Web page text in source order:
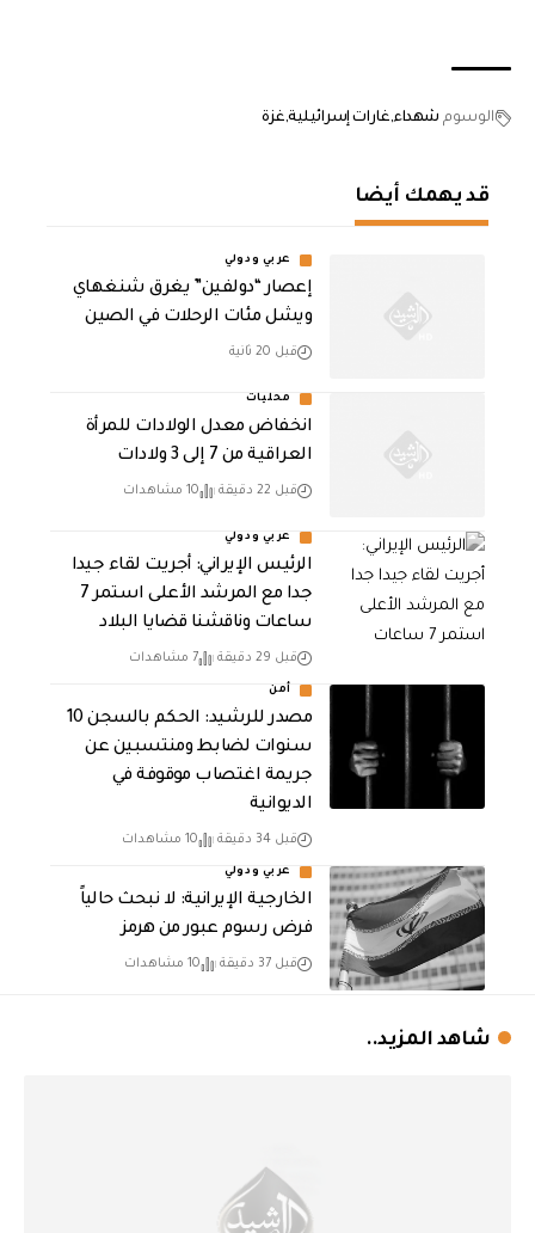
الوسوم شهداء غارات إسرائيلية غزة
قد يهمك أيضا
عربي ودولي
إعصار “دولفين” يغرق شنغهاي
ويشل مئات الرحلات في الصين
قبل 20 ثانية
محليات
انخفاض معدل الولادات للمرأة
العراقية من 7 إلى 3 ولادات
قبل 22 دقيقة 10 مشاهدات
عربي ودولي
الرئيس الإيراني: أجريت لقاء جيدا
جدا مع المرشد الأعلى استمر 7
ساعات وناقشنا قضايا البلاد
قبل 29 دقيقة 7 مشاهدات
أمن
مصدر للرشيد: الحكم بالسجن 10
سنوات لضابط ومنتسبين عن
جريمة اغتصاب موقوفة في
الديوانية
قبل 34 دقيقة 10 مشاهدات
عربي ودولي
الخارجية الإيرانية: لا نبحث حالياً
فرض رسوم عبور من هرمز
قبل 37 دقيقة 10 مشاهدات
شاهد المزيد..